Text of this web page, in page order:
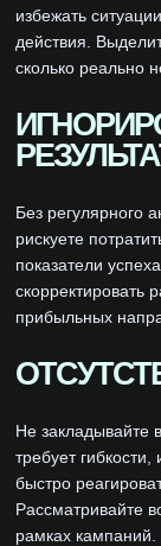
избежать
действия.
сколько реально
Без регулярного
рискуете
показатели
скорректировать
прибыльных
Не закладывайте
требует
быстро
Рассматривайте
рамках кампаний.